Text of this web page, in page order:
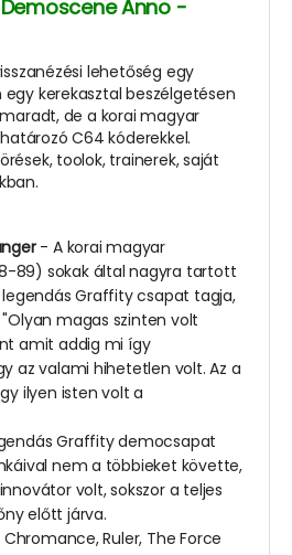
Anno -
lehetőség egy
kerekasztal beszélgetésen
de a korai magyar
C64 kóderekkel.
toolok, trainerek, saját
- A korai magyar
89) sokak által nagyra tartott
Graffity csapat tagja,
magas szinten volt
amit addig mi így
az valami hihetetlen volt. Az a
ilyen isten volt a
Graffity democsapat
nem a többieket követte,
volt, sokszor a teljes
előtt járva.
Ruler, The Force